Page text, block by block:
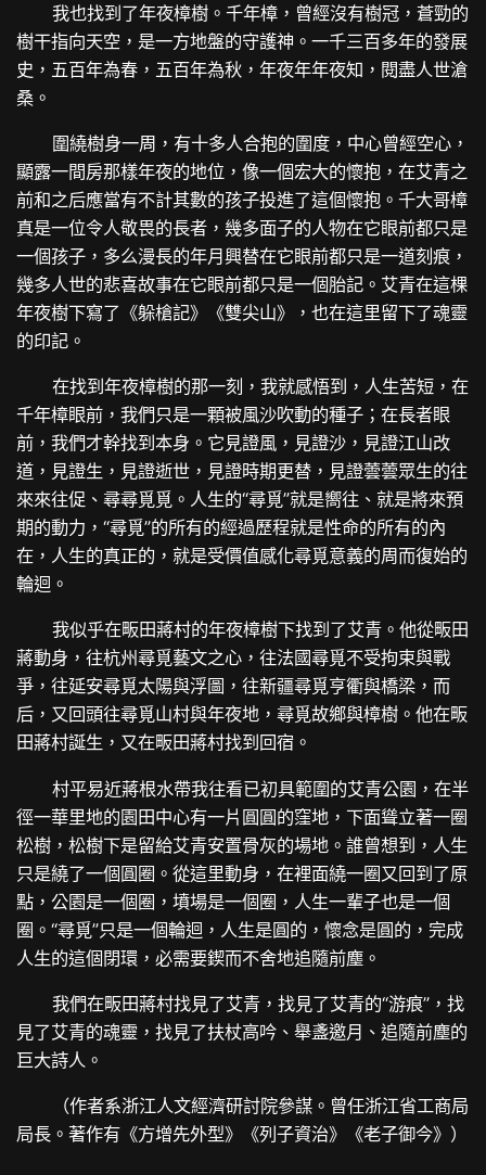
我也找到了年夜樟樹。千年樟，曾經沒有樹冠，蒼勁的
樹干指向天空，是一方地盤的守護神。一千三百多年的發展
史，五百年為春，五百年為秋，年夜年年夜知，閱盡人世滄
桑。
圍繞樹身一周，有十多人合抱的圍度，中心曾經空心，
顯露一間房那樣年夜的地位，像一個宏大的懷抱，在艾青之
前和之后應當有不計其數的孩子投進了這個懷抱。千大哥樟
真是一位令人敬畏的長者，幾多面子的人物在它眼前都只是
一個孩子，多么漫長的年月興替在它眼前都只是一道刻痕，
幾多人世的悲喜故事在它眼前都只是一個胎記。艾青在這棵
年夜樹下寫了《躲槍記》《雙尖山》，也在這里留下了魂靈
的印記。
在找到年夜樟樹的那一刻，我就感悟到，人生苦短，在
千年樟眼前，我們只是一顆被風沙吹動的種子；在長者眼
前，我們才幹找到本身。它見證風，見證沙，見證江山改
道，見證生，見證逝世，見證時期更替，見證蕓蕓眾生的往
來來往促、尋尋覓覓。人生的“尋覓”就是嚮往、就是將來預
期的動力，“尋覓”的所有的經過歷程就是性命的所有的內
在，人生的真正的，就是受價值感化尋覓意義的周而復始的
輪迴。
我似乎在畈田蔣村的年夜樟樹下找到了艾青。他從畈田
蔣動身，往杭州尋覓藝文之心，往法國尋覓不受拘束與戰
爭，往延安尋覓太陽與浮圖，往新疆尋覓亨衢與橋梁，而
后，又回頭往尋覓山村與年夜地，尋覓故鄉與樟樹。他在畈
田蔣村誕生，又在畈田蔣村找到回宿。
村平易近蔣根水帶我往看已初具範圍的艾青公園，在半
徑一華里地的園田中心有一片圓圓的窪地，下面聳立著一圈
松樹，松樹下是留給艾青安置骨灰的場地。誰曾想到，人生
只是繞了一個圓圈。從這里動身，在裡面繞一圈又回到了原
點，公園是一個圈，墳場是一個圈，人生一輩子也是一個
圈。“尋覓”只是一個輪迴，人生是圓的，懷念是圓的，完成
人生的這個閉環，必需要鍥而不舍地追隨前塵。
我們在畈田蔣村找見了艾青，找見了艾青的“游痕”，找
見了艾青的魂靈，找見了扶杖高吟、舉盞邀月、追隨前塵的
巨大詩人。
（作者系浙江人文經濟研討院參謀。曾任浙江省工商局
局長。著作有《方增先外型》《列子資治》《老子御今》）